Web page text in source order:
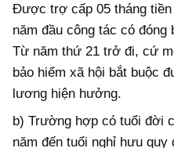
Được trợ cấp 05 tháng
năm đầu công tác có đóng
Từ năm thứ 21 trở đi, cứ
bảo hiểm xã hội bắt buộc
lương hiện hưởng.
b) Trường hợp có tuổi đời
năm đến tuổi nghỉ hưu quy